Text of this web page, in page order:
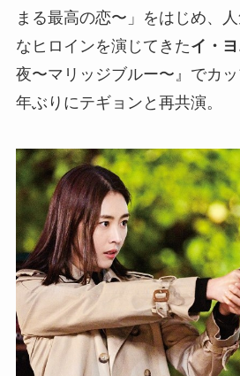
まる最高の恋〜」をはじめ、
なヒロインを演じてきたイ・
夜〜マリッジブルー〜』でカ
年ぶりにテギョンと再共演。